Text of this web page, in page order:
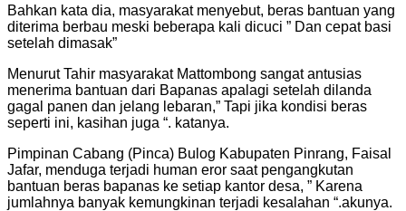
Bahkan kata dia, masyarakat menyebut, beras bantuan yang
diterima berbau meski beberapa kali dicuci ” Dan cepat basi
setelah dimasak”
Menurut Tahir masyarakat Mattombong sangat antusias
menerima bantuan dari Bapanas apalagi setelah dilanda
gagal panen dan jelang lebaran,” Tapi jika kondisi beras
seperti ini, kasihan juga “. katanya.
Pimpinan Cabang (Pinca) Bulog Kabupaten Pinrang, Faisal
Jafar, menduga terjadi human eror saat pengangkutan
bantuan beras bapanas ke setiap kantor desa, ” Karena
jumlahnya banyak kemungkinan terjadi kesalahan “.akunya.